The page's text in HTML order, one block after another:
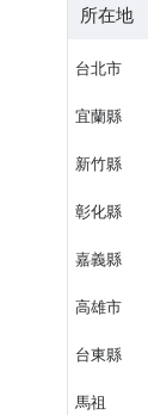
所在地
台北市
宜蘭縣
新竹縣
彰化縣
嘉義縣
高雄市
台東縣
馬祖